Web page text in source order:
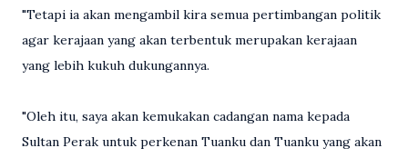
"Tetapi ia akan mengambil kira semua pertimbangan politik
agar kerajaan yang akan terbentuk merupakan kerajaan
yang lebih kukuh dukungannya.
"Oleh itu, saya akan kemukakan cadangan nama kepada
Sultan Perak untuk perkenan Tuanku dan Tuanku yang akan